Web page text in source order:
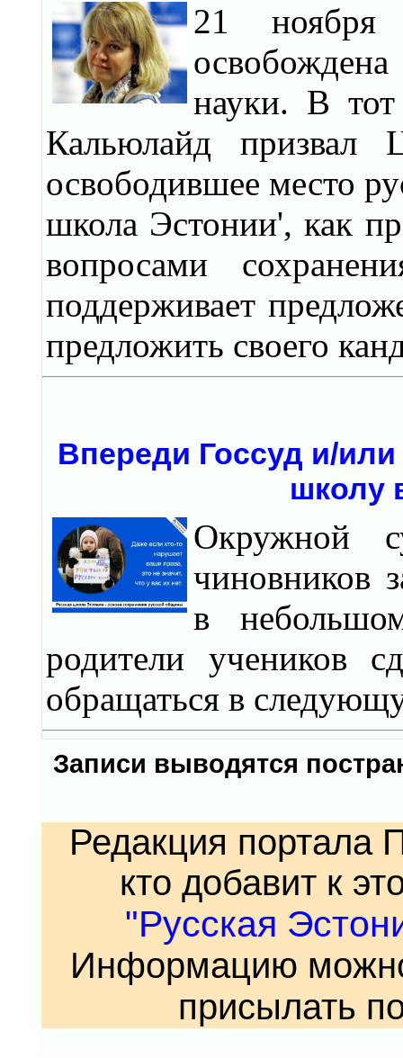
21
науки. В
Кальюлайд призвал
освободившее место
школа Эстонии', как
вопросами
поддерживает
предложить своего
Впереди Госсуд и/
школу
Окружной
чиновников
в
родители учеников
обращаться в
Записи выводятся
Редакция портала
кто добавит к
"Русская
Информацию
присылать